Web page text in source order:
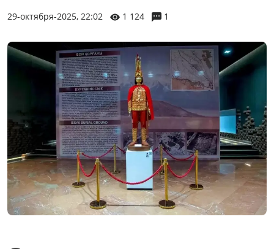
29-октября-2025, 22:02 1 124 1